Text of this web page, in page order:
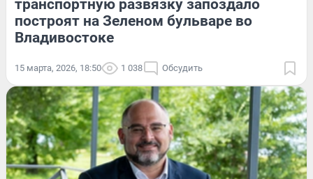
транспортную развязку запоздало
построят на Зеленом бульваре во
Владивостоке
15 марта, 2026, 18:50 1 038 Обсудить